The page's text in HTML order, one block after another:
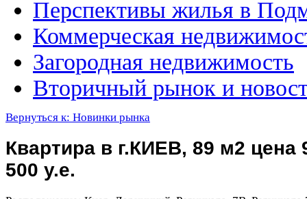
Перспективы жилья в
Коммерческая
Загородная недвижимость
Вторичный рынок и
Вернуться к: Новинки рынка
Квартира в г.КИЕВ, 89 м2 цена
500 у.е.